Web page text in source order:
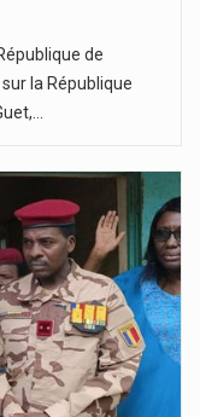
de
la République